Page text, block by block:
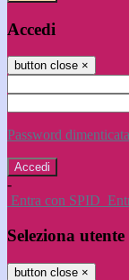
Accedi
button close ×
Password
-
Entra con SPID
Seleziona utente
button close ×